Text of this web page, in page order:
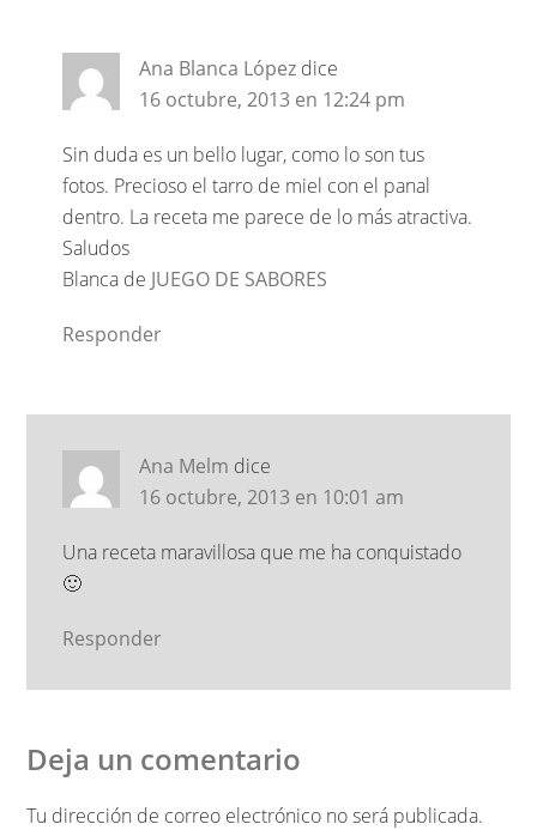
Ana Blanca López dice
16 octubre, 2013 en 12:24 pm
Sin duda es un bello lugar, como lo son tus
fotos. Precioso el tarro de miel con el panal
dentro. La receta me parece de lo más atractiva.
Saludos
Blanca de JUEGO DE SABORES
Responder
Ana Melm dice
16 octubre, 2013 en 10:01 am
Una receta maravillosa que me ha conquistado
🙂
Responder
Deja un comentario
Tu dirección de correo electrónico no será publicada.